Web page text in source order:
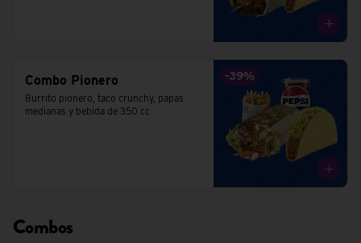
-39%
Combo Pionero
Burrito pionero, taco crunchy, papas
medianas y bebida de 350 cc
Combos